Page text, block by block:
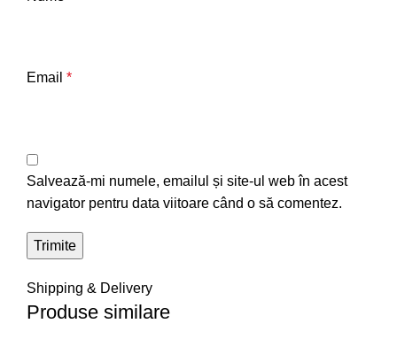
Email *
Salvează-mi numele, emailul și site-ul web în acest
navigator pentru data viitoare când o să comentez.
Shipping & Delivery
Produse similare